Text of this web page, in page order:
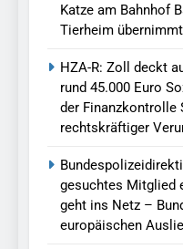
Katze am Bahnhof
Tierheim
HZA-R: Zoll deckt
rund 45.000 Euro
der Finanzkontrolle
rechtskräftiger
gesuchtes Mitglied
geht ins Netz –
europäischen